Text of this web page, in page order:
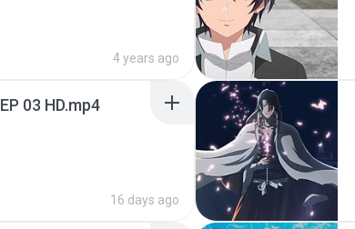
4 years ago
03 HD.mp4
16 days ago